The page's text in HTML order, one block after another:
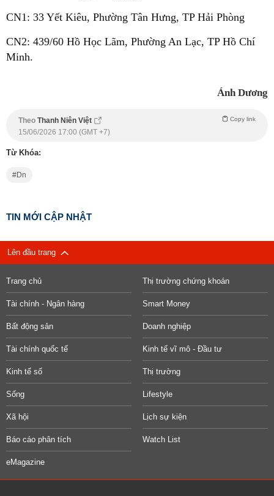
CN1: 33 Yết Kiêu, Phường Tân Hưng, TP Hải Phòng
CN2: 439/60 Hồ Học Lãm, Phường An Lạc, TP Hồ Chí
Minh.
Ánh Dương
Theo Thanh Niên Việt Copy link
15/06/2026 17:00 (GMT +7)
Từ Khóa:
Dn
TIN MỚI CẬP NHẬT
Lên đầu trang
Trang chủ Thị trường chứng khoán
Tài chính - Ngân hàng Smart Money
Bất động sản Doanh nghiệp
Tài chính quốc tế Kinh tế vĩ mô - Đầu tư
Kinh tế số Thị trường
Sống Lifestyle
Xã hội Lịch sự kiện
Báo cáo phân tích Watch List
eMagazine